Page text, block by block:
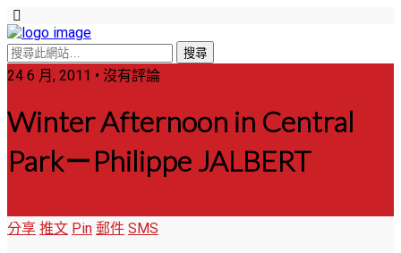
24 6 月, 2011 • 沒有評論
Winter Afternoon in Central
Park－Philippe JALBERT
分享 推文 Pin 郵件 SMS